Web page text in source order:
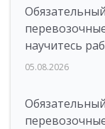
научитесь
05.08.2026